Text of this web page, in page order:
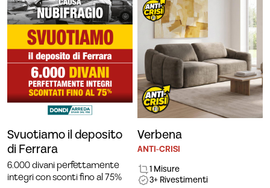
Svuotiamo il deposito
di Ferrara
6.000 divani perfettamente
integri con sconti fino al 75%
Verbena
ANTI-CRISI
1 Misure
3+ Rivestimenti